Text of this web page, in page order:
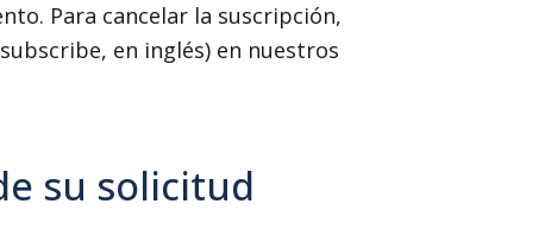
Para cancelar la suscripción,
en inglés) en nuestros
su solicitud